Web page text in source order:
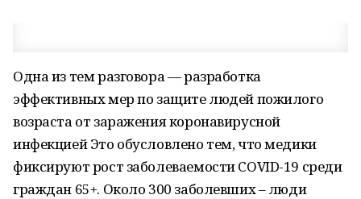
Одна из тем разговора — разработка
эффективных мер по защите людей пожилого
возраста от заражения коронавирусной
инфекцией Это обусловлено тем, что медики
фиксируют рост заболеваемости COVID-19 среди
граждан 65+. Около 300 заболевших – люди